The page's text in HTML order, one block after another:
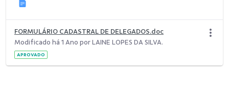
FORMULÁRIO CADASTRAL DE DELEGADOS.doc
Modificado há 1 Ano por LAINE LOPES DA SILVA.
APROVADO